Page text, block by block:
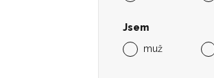
Jsem
muž